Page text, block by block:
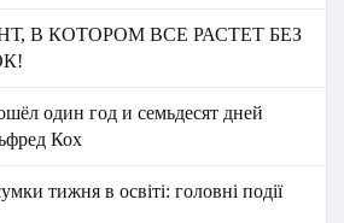
В КОТОРОМ ВСЕ РАСТЕТ БЕЗ
один год и семьдесят дней
Кох
тижня в освіті: головні події